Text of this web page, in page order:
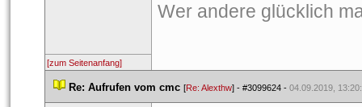
Wer andere glücklich
[zum Seitenanfang]
Re: Aufrufen vom cmc [Re: Alexthw] - #3099624 - 04.09.2019,